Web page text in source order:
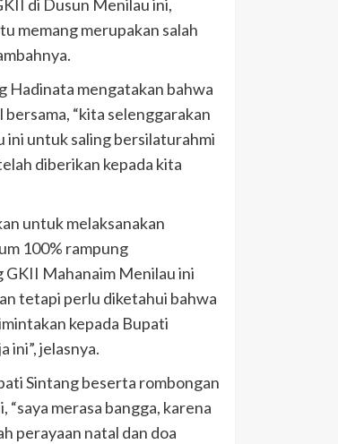
di Dusun Menilau ini,
memang merupakan salah
Hadinata mengatakan bahwa
“kita selenggarakan
ini untuk saling bersilaturahmi
diberikan kepada kita
untuk melaksanakan
100% rampung
GKII Mahanaim Menilau ini
tetapi perlu diketahui bahwa
kepada Bupati
ini”, jelasnya.
Sintang beserta rombongan
merasa bangga, karena
perayaan natal dan doa